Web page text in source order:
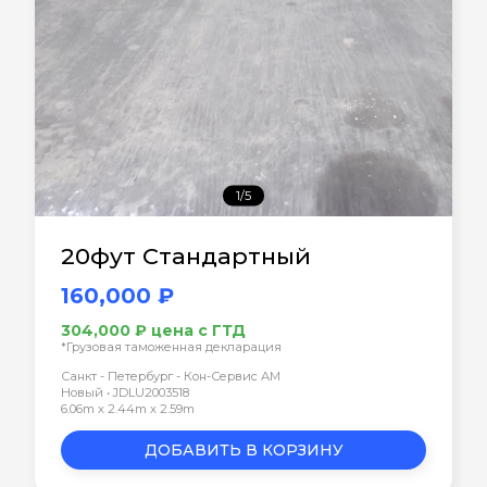
1/5
20фут Стандартный
160,000 ₽
304,000 ₽ цена с ГТД
*Грузовая таможенная декларация
Санкт - Петербург - Кон-Сервис АМ
Новый • JDLU2003518
6.06m x 2.44m x 2.59m
ДОБАВИТЬ В КОРЗИНУ